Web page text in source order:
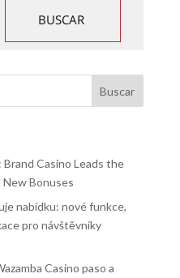
Casino Leads the
Bonuses
nabídku: nové funkce,
pro návštěvníky
Casino paso a